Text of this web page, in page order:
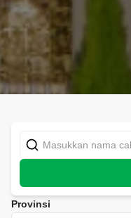
Provinsi